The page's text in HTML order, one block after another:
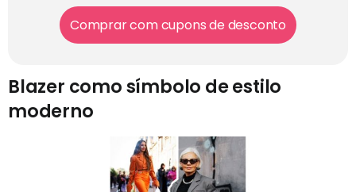
Comprar com cupons de desconto
Blazer como símbolo de estilo
moderno